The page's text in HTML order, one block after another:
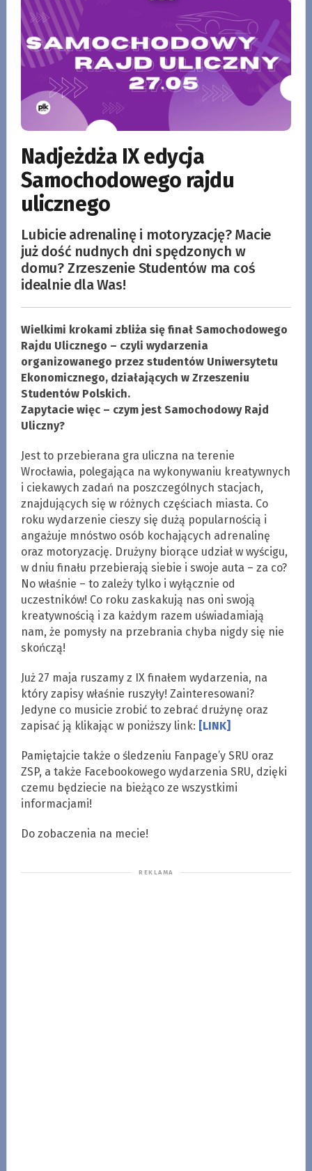
Nadjeżdża IX edycja
Samochodowego rajdu
ulicznego
Lubicie adrenalinę i motoryzację? Macie
już dość nudnych dni spędzonych w
domu? Zrzeszenie Studentów ma coś
idealnie dla Was!
Wielkimi krokami zbliża się finał Samochodowego
Rajdu Ulicznego – czyli wydarzenia
organizowanego przez studentów Uniwersytetu
Ekonomicznego, działających w Zrzeszeniu
Studentów Polskich.
Zapytacie więc – czym jest Samochodowy Rajd
Uliczny?
Jest to przebierana gra uliczna na terenie
Wrocławia, polegająca na wykonywaniu kreatywnych
i ciekawych zadań na poszczególnych stacjach,
znajdujących się w różnych częściach miasta. Co
roku wydarzenie cieszy się dużą popularnością i
angażuje mnóstwo osób kochających adrenalinę
oraz motoryzację. Drużyny biorące udział w wyścigu,
w dniu finału przebierają siebie i swoje auta – za co?
No właśnie – to zależy tylko i wyłącznie od
uczestników! Co roku zaskakują nas oni swoją
kreatywnością i za każdym razem uświadamiają
nam, że pomysły na przebrania chyba nigdy się nie
skończą!
Już 27 maja ruszamy z IX finałem wydarzenia, na
który zapisy właśnie ruszyły! Zainteresowani?
Jedyne co musicie zrobić to zebrać drużynę oraz
zapisać ją klikając w poniższy link:
[LINK]
Pamiętajcie także o śledzeniu Fanpage’y SRU oraz
ZSP, a także Facebookowego wydarzenia SRU, dzięki
czemu będziecie na bieżąco ze wszystkimi
informacjami!
Do zobaczenia na mecie!